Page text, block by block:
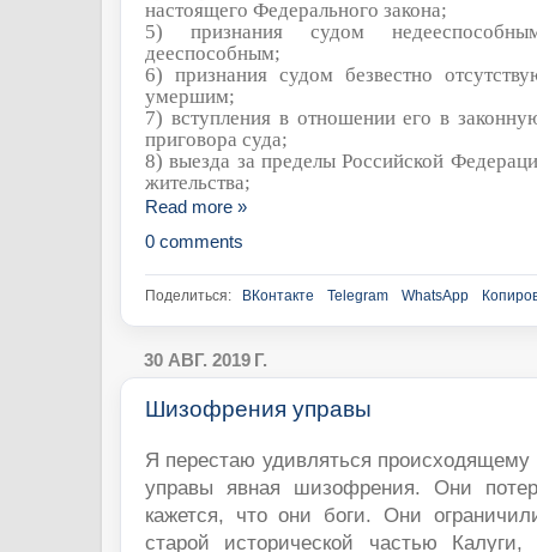
настоящего Федерального закона;
5) признания судом
дееспособным;
6) признания судом безвестно
умершим;
7) вступления в отношении его в
приговора суда;
8) выезда за пределы Российской
жительства;
Read more »
0 comments
Поделиться: ВКонтакте Telegram WhatsApp
30 АВГ. 2019 Г.
Шизофрения управы
Я перестаю удивляться происходящему
управы явная шизофрения. Они
кажется, что они боги. Они
старой исторической частью